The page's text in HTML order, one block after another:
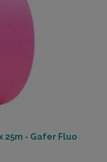
25m - Gafer Fluo